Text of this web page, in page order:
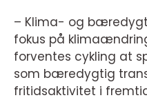
– Klima- og
fokus på
forventes cykling at
som bæredygtig
fritidsaktivitet i